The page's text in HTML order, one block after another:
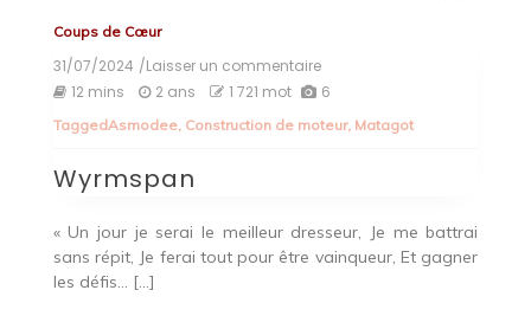
Coups de Cœur
31/07/2024 /Laisser un commentaireon
Wyrmspan
12 mins 2 ans 1 721 mot 6
TaggedAsmodee, Construction de moteur, Matagot
Wyrmspan
« Un jour je serai le meilleur dresseur, Je me battrai
sans répit, Je ferai tout pour être vainqueur, Et gagner
les défis… […]